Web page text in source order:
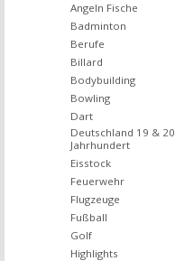
Angeln Fische
Badminton
Berufe
Billard
Bodybuilding
Bowling
Dart
Deutschland 19 & 20
Jahrhundert
Eisstock
Feuerwehr
Flugzeuge
Fußball
Golf
Highlights